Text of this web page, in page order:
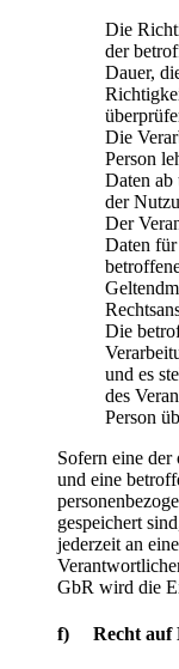
Die
der
Dauer,
Die
Person
Daten ab
der
Der
Daten
Die
und es
des
Person
Sofern eine der
und eine
gespeichert
jederzeit an
GbR wird die
f) Recht auf